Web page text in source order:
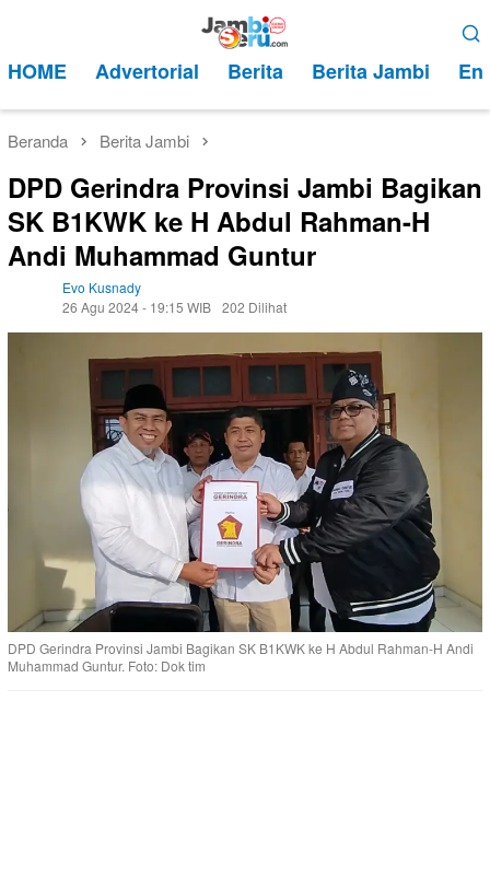
kontenMobile
HOME Advertorial Berita Berita Jambi
Beranda Berita Jambi
DPD Gerindra Provinsi Jambi Bagikan
SK B1KWK ke H Abdul Rahman-H
Andi Muhammad Guntur
Evo Kusnady
26 Agu 2024 - 19:15 WIB 202 Dilihat
DPD Gerindra Provinsi Jambi Bagikan SK B1KWK ke H Abdul Rahman-H Andi
Muhammad Guntur. Foto: Dok tim